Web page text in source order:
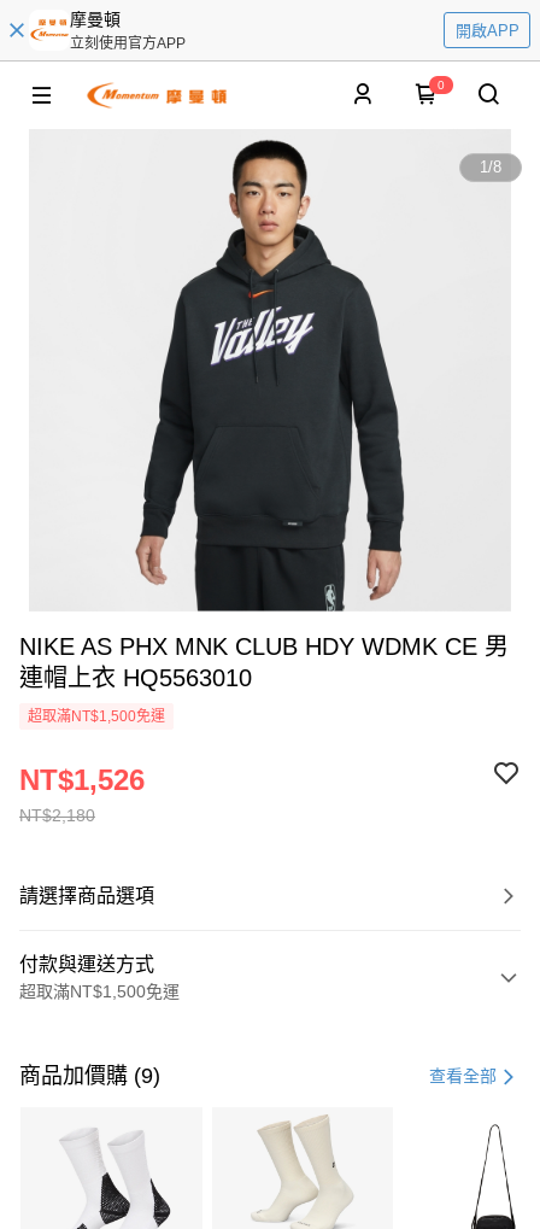
摩曼頓
立刻使用官方APP
開啟APP
0
1/8
NIKE AS PHX MNK CLUB HDY WDMK CE 男
連帽上衣 HQ5563010
超取滿NT$1,500免運
NT$2,180
NT$1,526
請選擇商品選項
付款與運送方式
超取滿NT$1,500免運
信用卡一次付款
3 期 0 利率 每期 21家銀行
合作金庫商業銀行
第一商業銀行
華南商業銀行
彰化商業銀行
商品加價購 (9) 查看全部